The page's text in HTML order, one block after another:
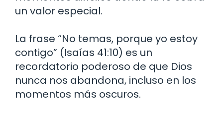
un valor especial.
La frase “No temas, porque yo estoy
contigo” (Isaías 41:10) es un
recordatorio poderoso de que Dios
nunca nos abandona, incluso en los
momentos más oscuros.